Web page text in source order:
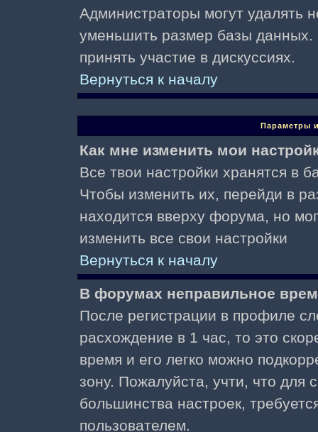
Администраторы могут удалять
уменьшить размер базы данных.
принять участие в дискуссиях.
Вернуться к началу
Параметры
Как мне изменить мои
Все твои настройки хранятся в
Чтобы изменить их, перейди в
находится вверху форума, но
изменить все свои настройки
Вернуться к началу
В форумах неправильное
После регистрации в профиле
расхождение в 1 час, то это
время и его легко можно
зону. Пожалуйста, учти, что для
большинства настроек,
пользователем.